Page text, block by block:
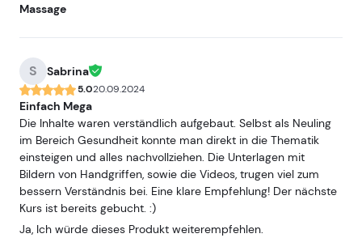
Massage
S Sabrina
5.020.09.2024
Einfach Mega
Die Inhalte waren verständlich aufgebaut. Selbst als Neuling
im Bereich Gesundheit konnte man direkt in die Thematik
einsteigen und alles nachvollziehen. Die Unterlagen mit
Bildern von Handgriffen, sowie die Videos, trugen viel zum
bessern Verständnis bei. Eine klare Empfehlung! Der nächste
Kurs ist bereits gebucht. :)
Ja, Ich würde dieses Produkt weiterempfehlen.